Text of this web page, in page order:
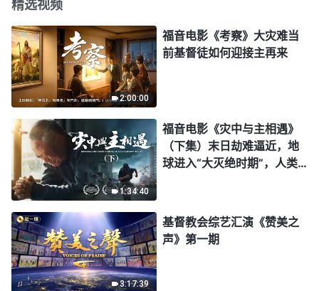
精选视频
2:00:00
福音电影《考察》大灾难当
前基督徒如何迎接主再来
1:34:40
福音电影《灾中与主相遇》
（下集）末日劫难逼近，地
球进入“大灭绝时期”，人类
3:17:39
基督教会综艺汇演《赞美之
声》第一期